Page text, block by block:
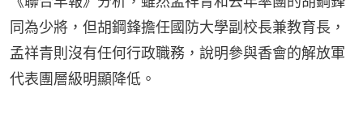
同為少將，但胡鋼鋒擔任國防大學副校長兼教育長，
孟祥青則沒有任何行政職務，說明參與香會的解放軍
代表團層級明顯降低。